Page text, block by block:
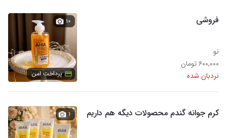
فروشی
نو
۶۰۰,۰۰۰ تومان
نردبان شده
۱۰
پرداخت امن
کرم جوانه گندم محصولات دیگه هم داریم ۱